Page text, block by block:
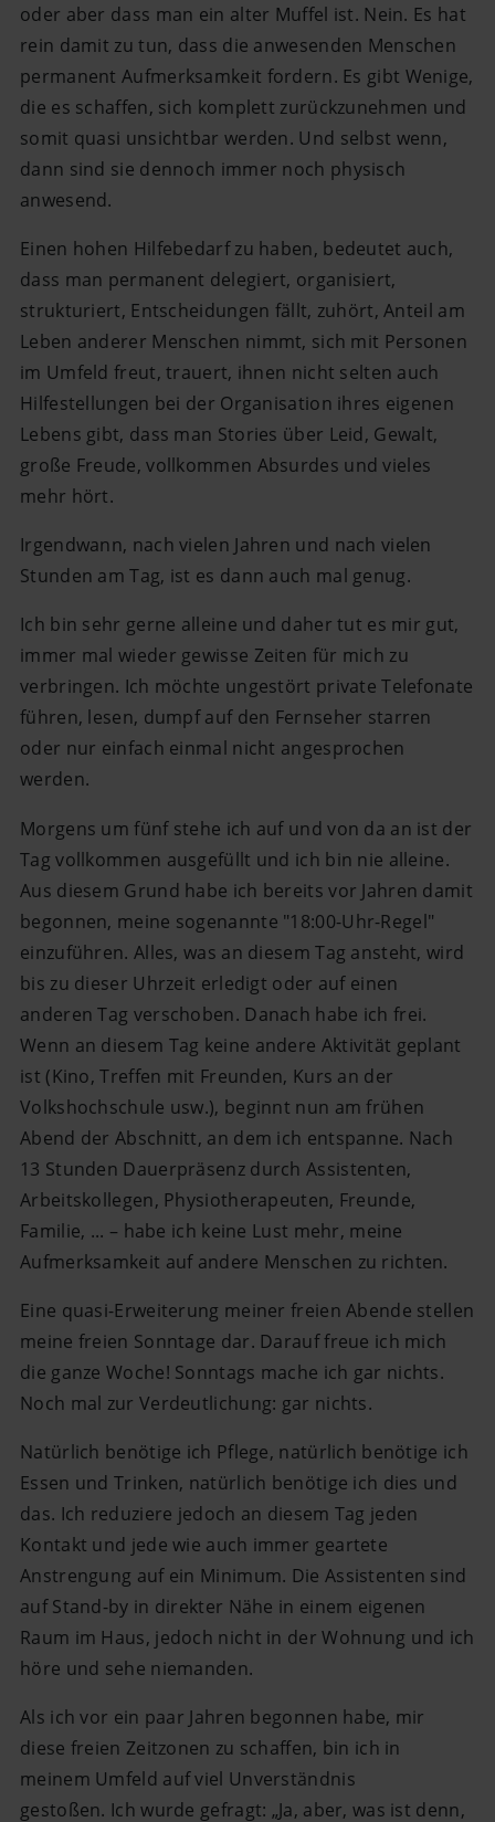
oder aber dass man ein alter Muffel ist. Nein. Es hat
rein damit zu tun, dass die anwesenden Menschen
permanent Aufmerksamkeit fordern. Es gibt Wenige,
die es schaffen, sich komplett zurückzunehmen und
somit quasi unsichtbar werden. Und selbst wenn,
dann sind sie dennoch immer noch physisch
anwesend.
Einen hohen Hilfebedarf zu haben, bedeutet auch,
dass man permanent delegiert, organisiert,
strukturiert, Entscheidungen fällt, zuhört, Anteil am
Leben anderer Menschen nimmt, sich mit Personen
im Umfeld freut, trauert, ihnen nicht selten auch
Hilfestellungen bei der Organisation ihres eigenen
Lebens gibt, dass man Stories über Leid, Gewalt,
große Freude, vollkommen Absurdes und vieles
mehr hört.
Irgendwann, nach vielen Jahren und nach vielen
Stunden am Tag, ist es dann auch mal genug.
Ich bin sehr gerne alleine und daher tut es mir gut,
immer mal wieder gewisse Zeiten für mich zu
verbringen. Ich möchte ungestört private Telefonate
führen, lesen, dumpf auf den Fernseher starren
oder nur einfach einmal nicht angesprochen
werden.
Morgens um fünf stehe ich auf und von da an ist der
Tag vollkommen ausgefüllt und ich bin nie alleine.
Aus diesem Grund habe ich bereits vor Jahren damit
begonnen, meine sogenannte "18:00-Uhr-Regel"
einzuführen. Alles, was an diesem Tag ansteht, wird
bis zu dieser Uhrzeit erledigt oder auf einen
anderen Tag verschoben. Danach habe ich frei.
Wenn an diesem Tag keine andere Aktivität geplant
ist (Kino, Treffen mit Freunden, Kurs an der
Volkshochschule usw.), beginnt nun am frühen
Abend der Abschnitt, an dem ich entspanne. Nach
13 Stunden Dauerpräsenz durch Assistenten,
Arbeitskollegen, Physiotherapeuten, Freunde,
Familie, ... – habe ich keine Lust mehr, meine
Aufmerksamkeit auf andere Menschen zu richten.
Eine quasi-Erweiterung meiner freien Abende stellen
meine freien Sonntage dar. Darauf freue ich mich
die ganze Woche! Sonntags mache ich gar nichts.
Noch mal zur Verdeutlichung: gar nichts.
Natürlich benötige ich Pflege, natürlich benötige ich
Essen und Trinken, natürlich benötige ich dies und
das. Ich reduziere jedoch an diesem Tag jeden
Kontakt und jede wie auch immer geartete
Anstrengung auf ein Minimum. Die Assistenten sind
auf Stand-by in direkter Nähe in einem eigenen
Raum im Haus, jedoch nicht in der Wohnung und ich
höre und sehe niemanden.
Als ich vor ein paar Jahren begonnen habe, mir
diese freien Zeitzonen zu schaffen, bin ich in
meinem Umfeld auf viel Unverständnis
gestoßen. Ich wurde gefragt: „Ja, aber, was ist denn,